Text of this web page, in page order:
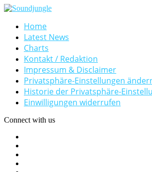
Home
Latest News
Charts
Kontakt / Redaktion
Impressum & Disclaimer
Privatsphäre-Einstellungen
Historie der Privatsphäre-
Einwilligungen widerrufen
Connect with us